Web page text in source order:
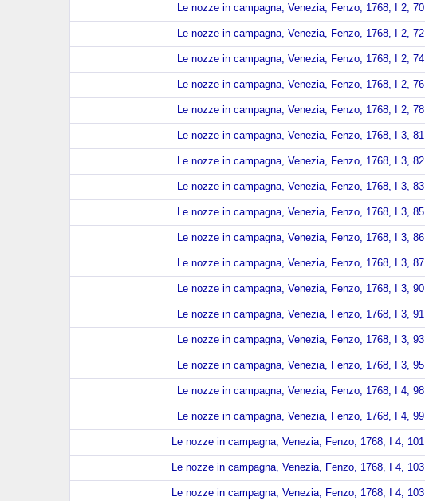
Le nozze in campagna, Venezia, Fenzo, 1768, I 2, 70
Le nozze in campagna, Venezia, Fenzo, 1768, I 2, 72
Le nozze in campagna, Venezia, Fenzo, 1768, I 2, 74
Le nozze in campagna, Venezia, Fenzo, 1768, I 2, 76
Le nozze in campagna, Venezia, Fenzo, 1768, I 2, 78
Le nozze in campagna, Venezia, Fenzo, 1768, I 3, 81
Le nozze in campagna, Venezia, Fenzo, 1768, I 3, 82
Le nozze in campagna, Venezia, Fenzo, 1768, I 3, 83
Le nozze in campagna, Venezia, Fenzo, 1768, I 3, 85
Le nozze in campagna, Venezia, Fenzo, 1768, I 3, 86
Le nozze in campagna, Venezia, Fenzo, 1768, I 3, 87
Le nozze in campagna, Venezia, Fenzo, 1768, I 3, 90
Le nozze in campagna, Venezia, Fenzo, 1768, I 3, 91
Le nozze in campagna, Venezia, Fenzo, 1768, I 3, 93
Le nozze in campagna, Venezia, Fenzo, 1768, I 3, 95
Le nozze in campagna, Venezia, Fenzo, 1768, I 4, 98
Le nozze in campagna, Venezia, Fenzo, 1768, I 4, 99
Le nozze in campagna, Venezia, Fenzo, 1768, I 4, 101
Le nozze in campagna, Venezia, Fenzo, 1768, I 4, 103
Le nozze in campagna, Venezia, Fenzo, 1768, I 4, 103